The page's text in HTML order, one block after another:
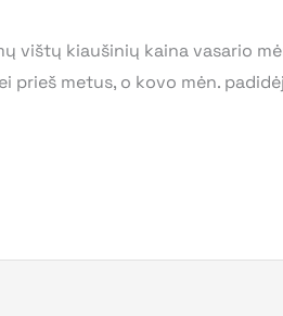
vištų kiaušinių kaina vasario
prieš metus, o kovo mėn.